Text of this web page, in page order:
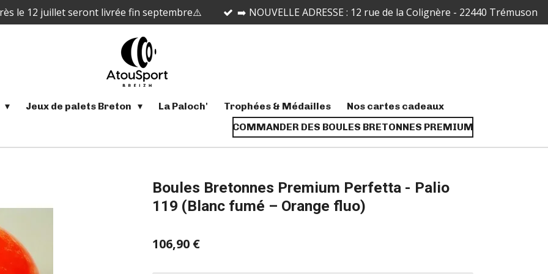
le 12 juillet seront livrée fin septembre⚠️ ➡️ NOUVELLE ADRESSE : 12 rue de la Colignère - 22440 Trémuson
Jeux de palets Breton La Paloch' Trophées & Médailles
Nos cartes cadeaux
COMMANDER DES BOULES BRETONNES PREMIUM
Boules Bretonnes Premium Perfetta - Palio
119 (Blanc fumé – Orange fluo)
106,90 €